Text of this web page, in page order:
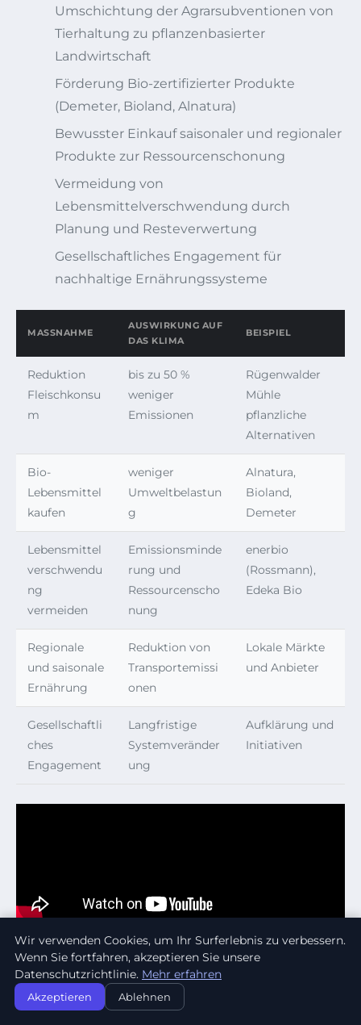
Umschichtung der Agrarsubventionen von
Tierhaltung zu pflanzenbasierter
Landwirtschaft
Förderung Bio-zertifizierter Produkte
(Demeter, Bioland, Alnatura)
Bewusster Einkauf saisonaler und regionaler
Produkte zur Ressourcenschonung
Vermeidung von
Lebensmittelverschwendung durch
Planung und Resteverwertung
Gesellschaftliches Engagement für
nachhaltige Ernährungssysteme
MASSNAHME
AUSWIRKUNG AUF
DAS KLIMA
BEISPIEL
Reduktion
Fleischkonsu
m
bis zu 50 %
weniger
Emissionen
Rügenwalder
Mühle
pflanzliche
Alternativen
Bio-
Lebensmittel
kaufen
weniger
Umweltbelastun
g
Alnatura,
Bioland,
Demeter
Lebensmittel
verschwendu
ng
vermeiden
Emissionsminde
rung und
Ressourcenscho
nung
enerbio
(Rossmann),
Edeka Bio
Regionale
und saisonale
Ernährung
Reduktion von
Transportemissi
onen
Lokale Märkte
und Anbieter
Gesellschaftli
ches
Engagement
Langfristige
Systemveränder
ung
Aufklärung und
Initiativen
FAQ – ANTWORTEN AUF
WICHTIGE FRAGEN ZUR
KLIMAKRISE UND ERNÄHRUNG
Wir verwenden Cookies, um Ihr Surferlebnis zu verbessern.
Wenn Sie fortfahren, akzeptieren Sie unsere
Datenschutzrichtlinie. Mehr erfahren
Akzeptieren Ablehnen